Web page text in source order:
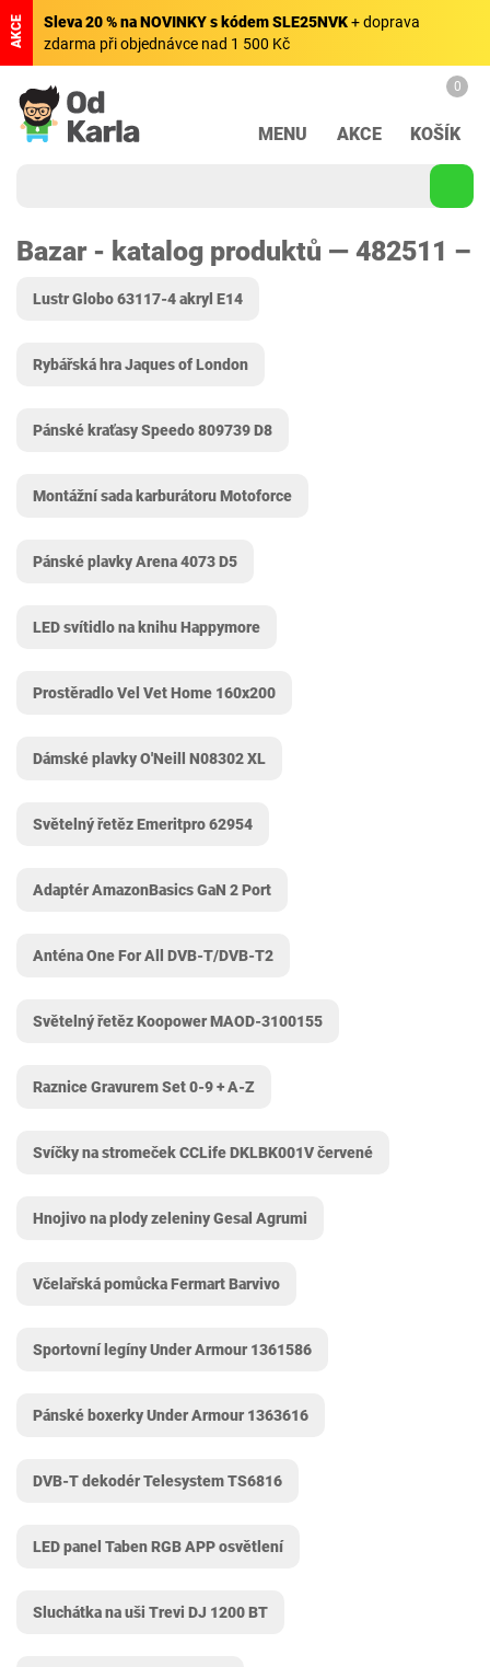
AKCE Sleva 20 % na NOVINKY s kódem SLE25NVK+ doprava
zdarma při objednávce nad 1 500 Kč
MENU AKCE
0
KOŠÍK
Bazar - katalog produktů — 482511 –
Lustr Globo ‎63117-4 akryl E14
Rybářská hra Jaques of London
Pánské kraťasy Speedo 809739 D8
Montážní sada karburátoru Motoforce
Pánské plavky Arena 4073 D5
LED svítidlo na knihu Happymore
Prostěradlo Vel Vet Home 160x200
Dámské plavky O'Neill N08302 XL
Světelný řetěz Emeritpro 62954
Adaptér AmazonBasics GaN 2 Port
Anténa One For All DVB-T/DVB-T2
Světelný řetěz Koopower MAOD-3100155
Raznice Gravurem Set 0-9 + A-Z
Svíčky na stromeček CCLife DKLBK001V červené
Hnojivo na plody zeleniny Gesal Agrumi
Včelařská pomůcka Fermart Barvivo
Sportovní legíny Under Armour 1361586
Pánské boxerky Under Armour 1363616
DVB-T dekodér Telesystem TS6816
LED panel Taben RGB APP osvětlení
Sluchátka na uši Trevi DJ 1200 BT